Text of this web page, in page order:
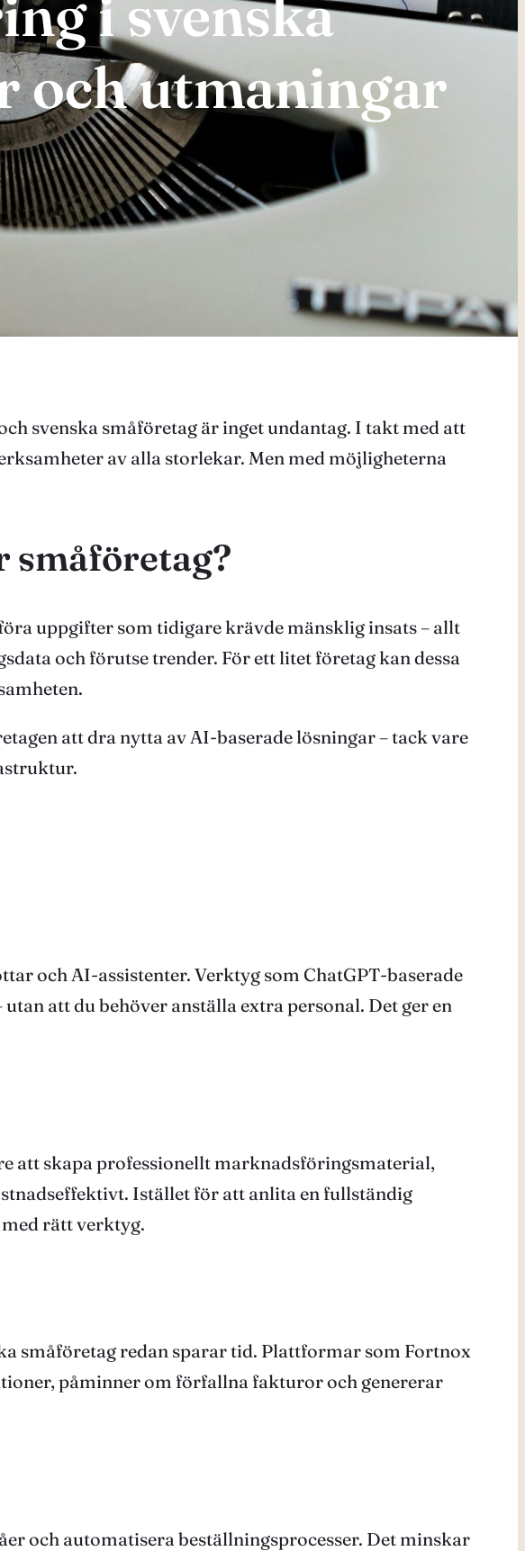
i svenska
och utmaningar
svenska småföretag är inget undantag. I takt med att
av alla storlekar. Men med möjligheterna
småföretag?
uppgifter som tidigare krävde mänsklig insats – allt
och förutse trender. För ett litet företag kan dessa
att dra nytta av AI-baserade lösningar – tack vare
och AI-assistenter. Verktyg som ChatGPT-baserade
att du behöver anställa extra personal. Det ger en
att skapa professionellt marknadsföringsmaterial,
Istället för att anlita en fullständig
rätt verktyg.
småföretag redan sparar tid. Plattformar som Fortnox
påminner om förfallna fakturor och genererar
och automatisera beställningsprocesser. Det minskar